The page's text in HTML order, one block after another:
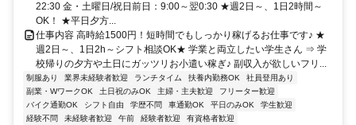
22:30 金・土曜日/祝日前日：9:00～翌0:30 ★週2日～、1日2時間～
OK！ ★平日夕方...
仕事内容 高時給1500円！短時間でもしっかり稼げるお仕事です♪ ★
週2日～、1日2h～シフト相談OK★ 学業と両立したい学生さん ⇒ 学
校帰りの夕方や土日にガッツリお小遣い稼ぎ♪ 副収入が欲しいフリ...
制服あり 業界未経験者歓迎 ランチタイム 扶養内勤務OK
社員登用あり
副業・WワークOK
土日祝のみOK 主婦・主夫歓迎
フリーター歓迎
バイク通勤OK
シフト自由 学歴不問 車通勤OK 平日のみOK
学生歓迎
経験不問
未経験者歓迎 午前 経験者歓迎 有資格者歓迎